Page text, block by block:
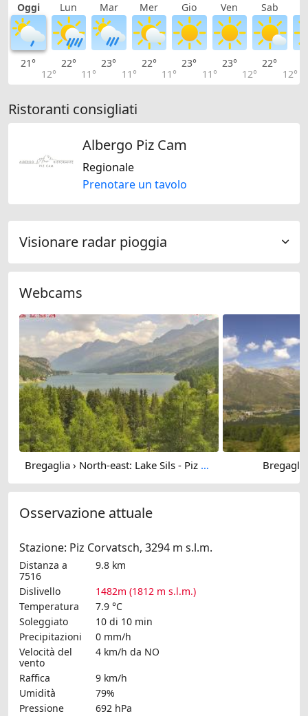
Oggi Lun Mar Mer Gio Ven Sab
21°
12°
22°
11°
23°
11°
22°
11°
23°
11°
23°
12°
22°
12°
Ristoranti consigliati
Albergo Piz Cam
Regionale
Prenotare un tavolo
Visionare radar pioggia
Webcams
Bregaglia › North-east: Lake Sils - Piz Corvatsch
Osservazione attuale
Stazione: Piz Corvatsch, 3294 m s.l.m.
Distanza a
7516
9.8 km
Dislivello
1482m (1812 m s.l.m.)
Temperatura
7.9 °C
Soleggiato
10 di 10 min
Precipitazioni
0 mm/h
Velocità del
vento
4 km/h da NO
Raffica
9 km/h
Umidità
79%
Pressione
692 hPa